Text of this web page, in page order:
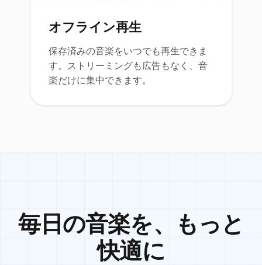
オフライン再生
保存済みの音楽をいつでも再生できま
す。ストリーミングも広告もなく、音
楽だけに集中できます。
毎日の音楽を、もっと
快適に